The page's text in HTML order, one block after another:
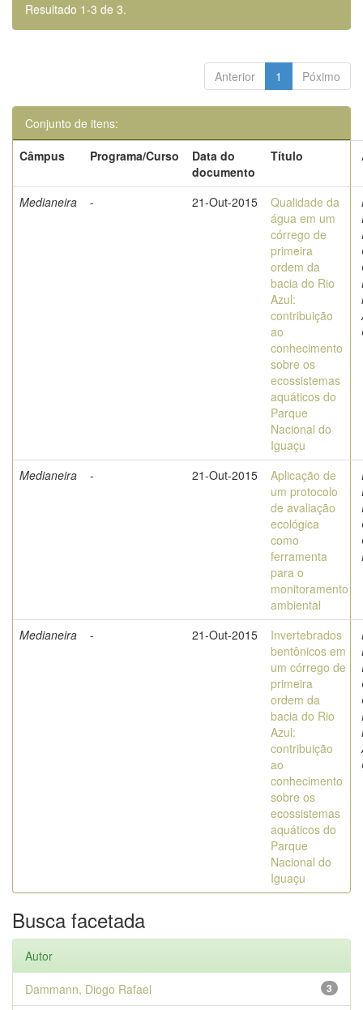
Resultado 1-3 de 3.
Anterior 1 Póximo
Conjunto de itens:
Câmpus
Programa/Curso
Data do
documento
Título
Medianeira - 21-Out-2015
Qualidade da
água em um
córrego de
primeira
ordem da
bacia do Rio
Azul:
contribuição
ao
conhecimento
sobre os
ecossistemas
aquáticos do
Parque
Nacional do
Iguaçu
Medianeira - 21-Out-2015
Aplicação de
um protocolo
de avaliação
ecológica
como
ferramenta
para o
monitoramento
ambiental
Medianeira - 21-Out-2015
Invertebrados
bentônicos em
um córrego de
primeira
ordem da
bacia do Rio
Azul:
contribuição
ao
conhecimento
sobre os
ecossistemas
aquáticos do
Parque
Nacional do
Iguaçu
Busca facetada
Autor
3
Dammann, Diogo Rafael